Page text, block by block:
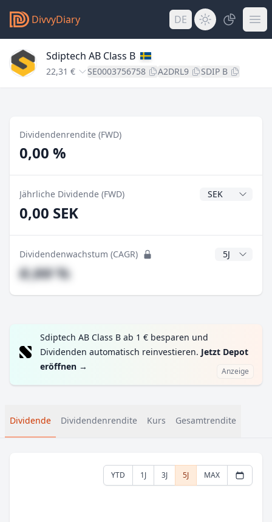
DivvyDiary DE
Sdiptech AB Class B
22,31 € SE0003756758 A2DRL9 SDIP B
Dividendenrendite (FWD)
0,00 %
Jährliche Dividende (FWD)
0,00 SEK
Dividendenwachstum (CAGR) CAGR Jahre
#,## %
Sdiptech AB Class B ab 1 € besparen und
Dividenden automatisch reinvestieren. Jetzt Depot
eröffnen → Anzeige
Dividende Dividendenrendite Kurs Gesamtrendite
YTD 1J 3J 5J MAX